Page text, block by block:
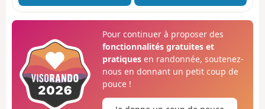
Pour continuer à proposer des
fonctionnalités gratuites et
pratiquesen randonnée, soutenez-
nous en donnant un petit coup de
pouce !